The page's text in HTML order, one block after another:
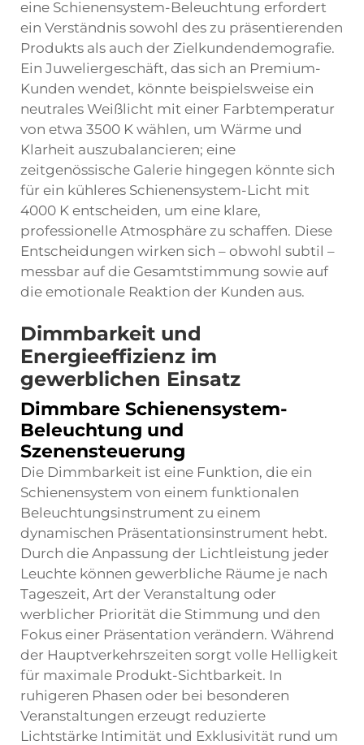
eine Schienensystem-Beleuchtung erfordert
ein Verständnis sowohl des zu präsentierenden
Produkts als auch der Zielkundendemografie.
Ein Juweliergeschäft, das sich an Premium-
Kunden wendet, könnte beispielsweise ein
neutrales Weißlicht mit einer Farbtemperatur
von etwa 3500 K wählen, um Wärme und
Klarheit auszubalancieren; eine
zeitgenössische Galerie hingegen könnte sich
für ein kühleres Schienensystem-Licht mit
4000 K entscheiden, um eine klare,
professionelle Atmosphäre zu schaffen. Diese
Entscheidungen wirken sich – obwohl subtil –
messbar auf die Gesamtstimmung sowie auf
die emotionale Reaktion der Kunden aus.
Dimmbarkeit und
Energieeffizienz im
gewerblichen Einsatz
Dimmbare Schienensystem-
Beleuchtung und
Szenensteuerung
Die Dimmbarkeit ist eine Funktion, die ein
Schienensystem von einem funktionalen
Beleuchtungsinstrument zu einem
dynamischen Präsentationsinstrument hebt.
Durch die Anpassung der Lichtleistung jeder
Leuchte können gewerbliche Räume je nach
Tageszeit, Art der Veranstaltung oder
werblicher Priorität die Stimmung und den
Fokus einer Präsentation verändern. Während
der Hauptverkehrszeiten sorgt volle Helligkeit
für maximale Produkt-Sichtbarkeit. In
ruhigeren Phasen oder bei besonderen
Veranstaltungen erzeugt reduzierte
Lichtstärke Intimität und Exklusivität rund um